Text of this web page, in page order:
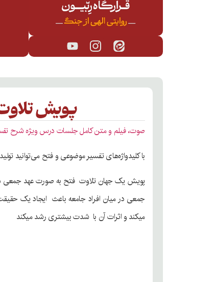
پویش
صوت، فیلم و متن کامل جلسات درس ویژه شرح
با کلیدواژه‌های تفسیر موضوعی و فتح می‌توانید
پویش یک جهان تلاوت فتح به صورت عهد جمعی
جمعی در میان افراد جامعه باعث ایجاد یک
میکند و اثرات آن با شدت بیشتری رشد میکند